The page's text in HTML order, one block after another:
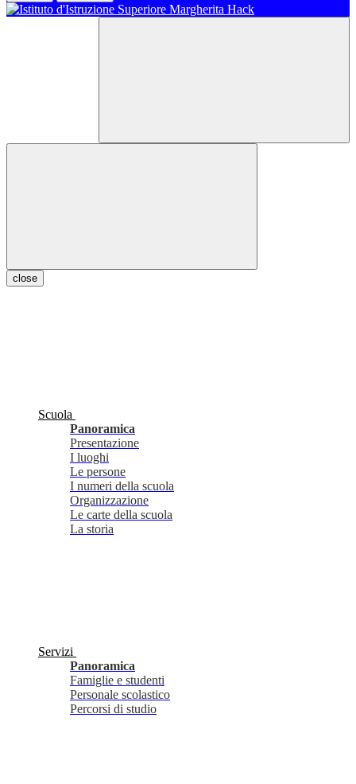
close
Scuola
Panoramica
Presentazione
I luoghi
Le persone
I numeri della scuola
Organizzazione
Le carte della scuola
La storia
Servizi
Panoramica
Famiglie e studenti
Personale scolastico
Percorsi di studio